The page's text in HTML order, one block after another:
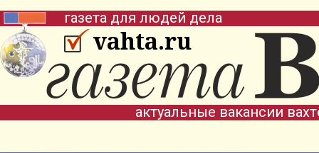
vahta.ru
газета для людей дела
актуальные вакансии